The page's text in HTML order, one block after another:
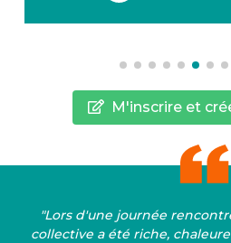
M'inscrire et
"Lors d'une journée
collective a été riche,